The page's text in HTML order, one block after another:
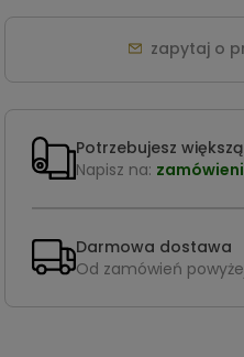
zapytaj o
Potrzebujesz
Napisz na:
Darmowa dostawa
Od zamówień